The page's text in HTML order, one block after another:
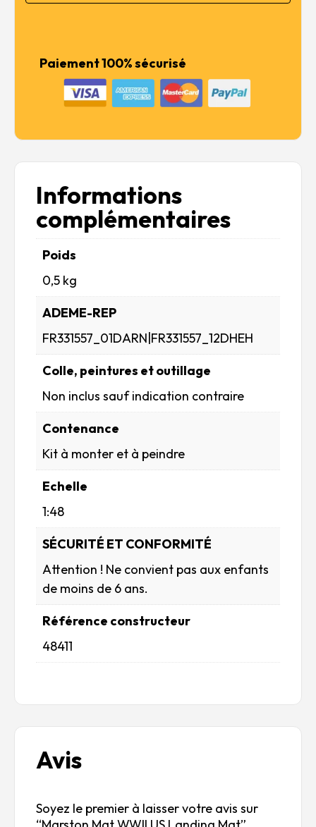
Paiement 100% sécurisé
Informations
complémentaires
Poids
0,5 kg
ADEME-REP
FR331557_01DARN|FR331557_12DHEH
Colle, peintures et outillage
Non inclus sauf indication contraire
Contenance
Kit à monter et à peindre
Echelle
1:48
SÉCURITÉ ET CONFORMITÉ
Attention ! Ne convient pas aux enfants
de moins de 6 ans.
Référence constructeur
48411
Avis
Soyez le premier à laisser votre avis sur